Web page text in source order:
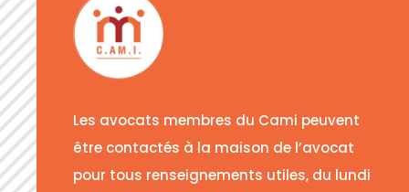
Les avocats membres du Cami peuvent
être contactés à la maison de l’avocat
pour tous renseignements utiles, du lundi